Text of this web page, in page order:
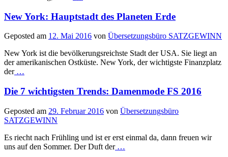
New York: Hauptstadt des Planeten Erde
Geposted am 12. Mai 2016 von Übersetzungsbüro SATZGEWINN
New York ist die bevölkerungsreichste Stadt der USA. Sie liegt an
der amerikanischen Ostküste. New York, der wichtigste Finanzplatz
der…
Die 7 wichtigsten Trends: Damenmode FS 2016
Geposted am 29. Februar 2016 von Übersetzungsbüro
SATZGEWINN
Es riecht nach Frühling und ist er erst einmal da, dann freuen wir
uns auf den Sommer. Der Duft der…